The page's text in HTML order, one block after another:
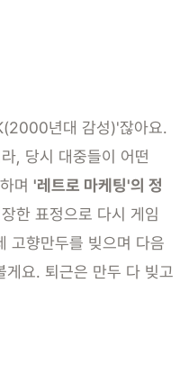
년대 감성)'잖아요.
, 당시 대중들이 어떤
며 '레트로 마케팅'의 정
한 표정으로 다시 게임
고향만두를 빚으며 다음
게요. 퇴근은 만두 다 빚고